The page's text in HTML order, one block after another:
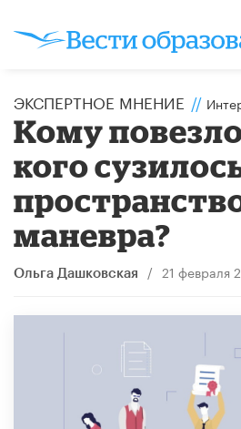
ЭКСПЕРТНОЕ МНЕНИЕ //
Кому
кого
маневра?
Ольга Дашковская / 21 февраля